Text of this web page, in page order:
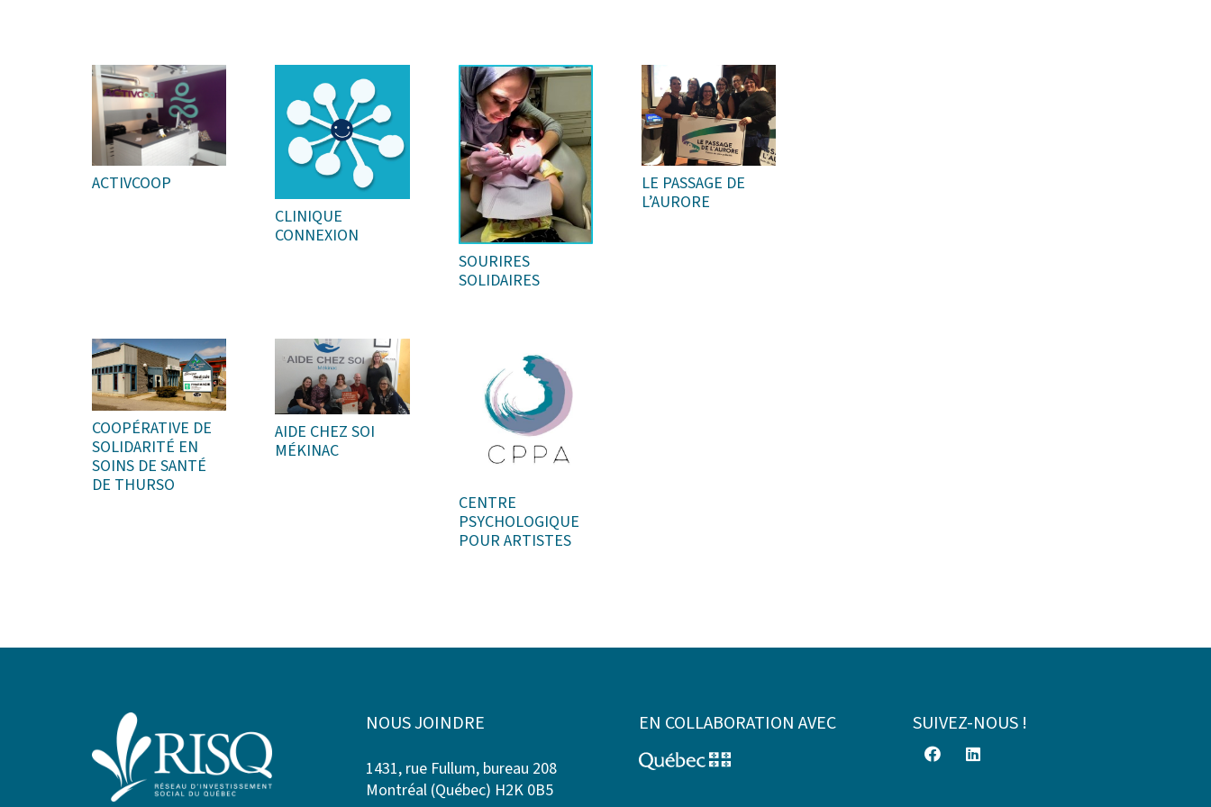
ACTIVCOOP
CLINIQUE
CONNEXION
SOURIRES
SOLIDAIRES
LE PASSAGE DE
L’AURORE
COOPÉRATIVE DE
SOLIDARITÉ EN
SOINS DE SANTÉ
DE THURSO
AIDE CHEZ SOI
MÉKINAC
CENTRE
PSYCHOLOGIQUE
POUR ARTISTES
NOUS JOINDRE
1431, rue Fullum, bureau 208
Montréal (Québec) H2K 0B5
EN COLLABORATION AVEC SUIVEZ-NOUS !